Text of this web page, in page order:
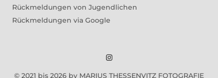
Rückmeldungen von Jugendlichen
Rückmeldungen via Google
Marius
© 2021 bis 2026 by MARIUS THESSENVITZ FOTOGRAFIE